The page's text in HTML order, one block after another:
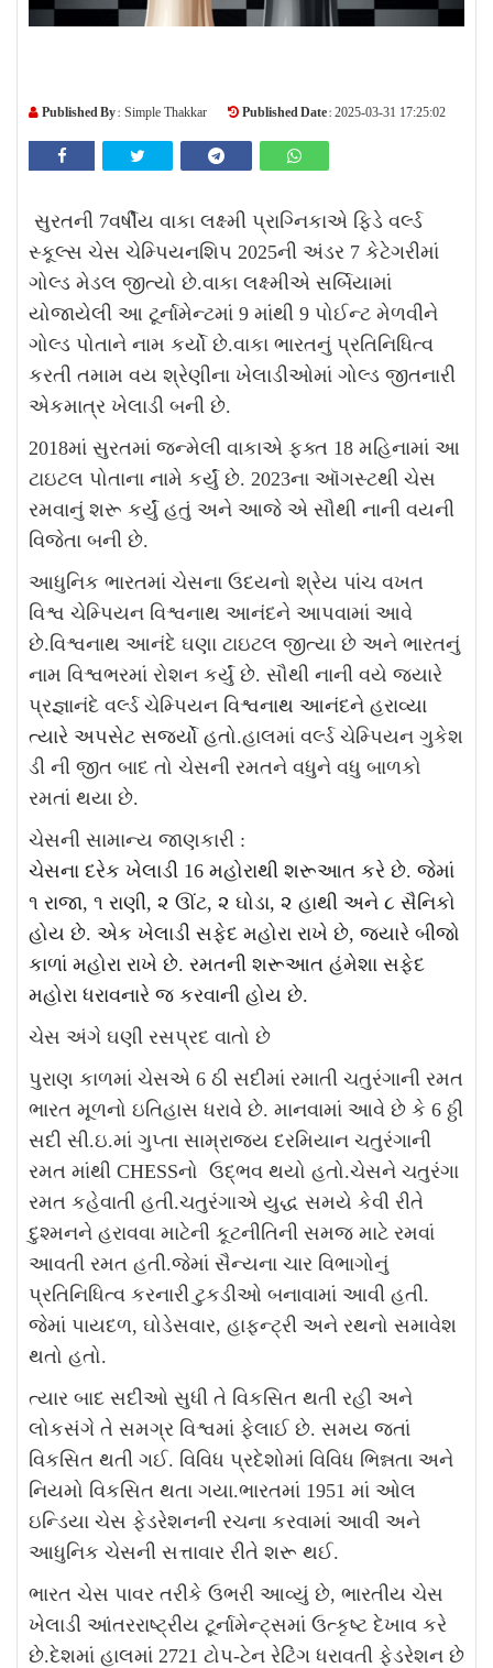
Published By : Simple Thakkar Published Date : 2025-03-31 17:25:02
સુરતની 7વર્ષીય વાકા લક્ષ્મી પ્રાગ્નિકાએ ફિડે વર્લ્ડ
સ્કૂલ્સ ચેસ ચેમ્પિયનશિપ 2025ની અંડર 7 કેટેગરીમાં
ગોલ્ડ મેડલ જીત્યો છે.વાકા લક્ષ્મીએ સર્બિયામાં
યોજાયેલી આ ટૂર્નામેન્ટમાં 9 માંથી 9 પોઈન્ટ મેળવીને
ગોલ્ડ પોતાને નામ કર્યો છે.વાકા ભારતનું પ્રતિનિધિત્વ
કરતી તમામ વય શ્રેણીના ખેલાડીઓમાં ગોલ્ડ જીતનારી
એકમાત્ર ખેલાડી બની છે.
2018માં સુરતમાં જન્મેલી વાકાએ ફક્ત 18 મહિનામાં આ
ટાઇટલ પોતાના નામે કર્યું છે. 2023ના ઑગસ્ટથી ચેસ
રમવાનું શરૂ કર્યું હતું અને આજે એ સૌથી નાની વયની
વિજેતા બની છે.
આધુનિક ભારતમાં ચેસના ઉદયનો શ્રેય પાંચ વખત
વિશ્વ ચેમ્પિયન વિશ્વનાથ આનંદને આપવામાં આવે
છે.વિશ્વનાથ આનંદે ઘણા ટાઇટલ જીત્યા છે અને ભારતનું
નામ વિશ્વભરમાં રોશન કર્યું છે. સૌથી નાની વયે જયારે
પ્રજ્ઞાનંદે વર્લ્ડ ચેમ્પિયન વિશ્વનાથ આનંદને હરાવ્યા
ત્યારે અપસેટ સર્જ્યો હતો.હાલમાં વર્લ્ડ ચેમ્પિયન ગુકેશ
ડી ની જીત બાદ તો ચેસની રમતને વધુને વધુ બાળકો
રમતાં થયા છે.
ચેસની સામાન્ય જાણકારી :
ચેસના દરેક ખેલાડી 16 મહોરાથી શરૂઆત કરે છે. જેમાં
૧ રાજા, ૧ રાણી, ૨ ઊંટ, ૨ ઘોડા, ૨ હાથી અને ૮ સૈનિકો
હોય છે. એક ખેલાડી સફેદ મહોરા રાખે છે, જ્યારે બીજો
કાળાં મહોરા રાખે છે. રમતની શરૂઆત હંમેશા સફેદ
મહોરા ધરાવનારે જ કરવાની હોય છે.
ચેસ અંગે ઘણી રસપ્રદ વાતો છે
પુરાણ કાળમાં ચેસએ 6 ઠી સદીમાં રમાતી ચતુરંગાની રમત
ભારત મૂળનો ઇતિહાસ ધરાવે છે. માનવામાં આવે છે કે 6 ઠ્ઠી
સદી સી.ઇ.માં ગુપ્તા સામ્રાજ્ય દરમિયાન ચતુરંગાની
રમત માંથી CHESSનો ઉદ્ભવ થયો હતો.ચેસને ચતુરંગા
રમત કહેવાતી હતી.ચતુરંગાએ યુદ્ધ સમયે કેવી રીતે
દુશ્મનને હરાવવા માટેની કૂટનીતિની સમજ માટે રમવાં
આવતી રમત હતી.જેમાં સૈન્યના ચાર વિભાગોનું
પ્રતિનિધિત્વ કરનારી ટુકડીઓ બનાવામાં આવી હતી.
જેમાં પાયદળ, ઘોડેસવાર, હાફન્ટ્રી અને રથનો સમાવેશ
થતો હતો.
ત્યાર બાદ સદીઓ સુધી તે વિકસિત થતી રહી અને
લોકસંગે તે સમગ્ર વિશ્વમાં ફેલાઈ છે. સમય જતાં
વિકસિત થતી ગઈ. વિવિધ પ્રદેશોમાં વિવિધ ભિન્નતા અને
નિયમો વિકસિત થતા ગયા.ભારતમાં 1951 માં ઓલ
ઇન્ડિયા ચેસ ફેડરેશનની રચના કરવામાં આવી અને
આધુનિક ચેસની સત્તાવાર રીતે શરૂ થઈ.
ભારત ચેસ પાવર તરીકે ઉભરી આવ્યું છે, ભારતીય ચેસ
ખેલાડી આંતરરાષ્ટ્રીય ટૂર્નામેન્ટ્સમાં ઉત્કૃષ્ટ દેખાવ કરે
છે.દેશમાં હાલમાં 2721 ટોપ-ટેન રેટિંગ ધરાવતી ફેડરેશન છે